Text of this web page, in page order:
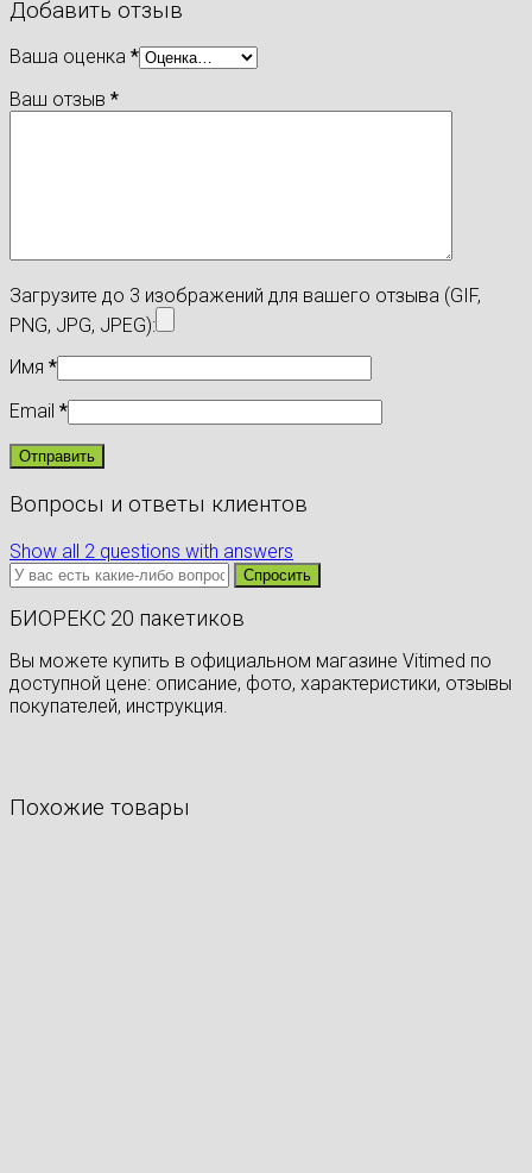
Добавить отзыв
Ваша оценка *
Ваш отзыв *
Загрузите до 3 изображений для вашего отзыва (GIF,
PNG, JPG, JPEG):
Имя *
Email *
Вопросы и ответы клиентов
Show all 2 questions with answers
БИОРЕКС 20 пакетиков
Вы можете купить в официальном магазине Vitimed по
доступной цене: описание, фото, характеристики, отзывы
покупателей, инструкция.
Похожие товары